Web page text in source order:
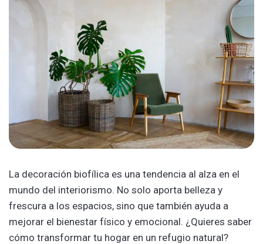
La decoración biofílica es una tendencia al alza en el
mundo del interiorismo. No solo aporta belleza y
frescura a los espacios, sino que también ayuda a
mejorar el bienestar físico y emocional. ¿Quieres saber
cómo transformar tu hogar en un refugio natural?